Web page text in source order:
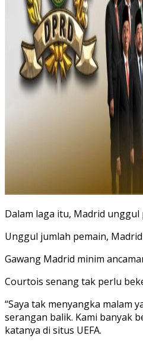
Dalam laga itu, Madrid
Unggul jumlah pemain,
Gawang Madrid minim
Courtois senang tak perlu
“Saya tak menyangka malam
serangan balik. Kami banyak
katanya di situs UEFA.